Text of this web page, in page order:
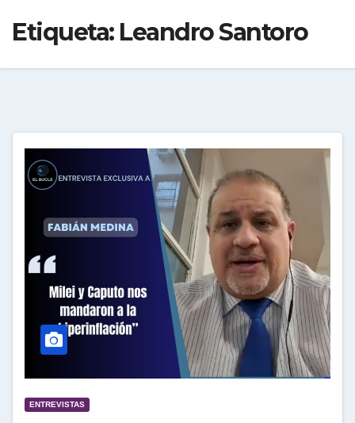
Etiqueta: Leandro Santoro
ENTREVISTAS